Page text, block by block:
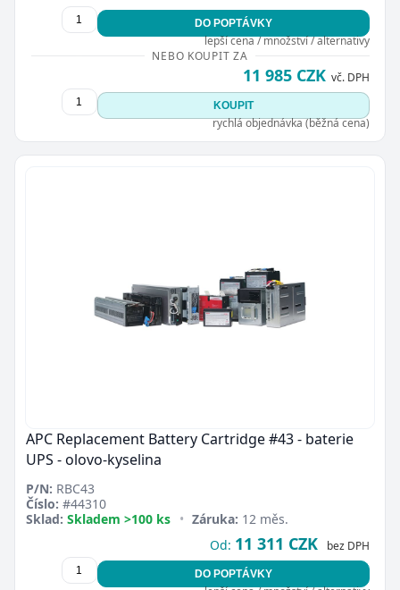
DO POPTÁVKY
lepší cena / množství / alternativy
NEBO KOUPIT ZA
11 985 CZK vč. DPH
KOUPIT
rychlá objednávka (běžná cena)
APC Replacement Battery Cartridge #43 - baterie
UPS - olovo-kyselina
P/N: RBC43
Číslo: #44310
Sklad: Skladem >100 ks • Záruka: 12 měs.
Od: 11 311 CZK bez DPH
DO POPTÁVKY